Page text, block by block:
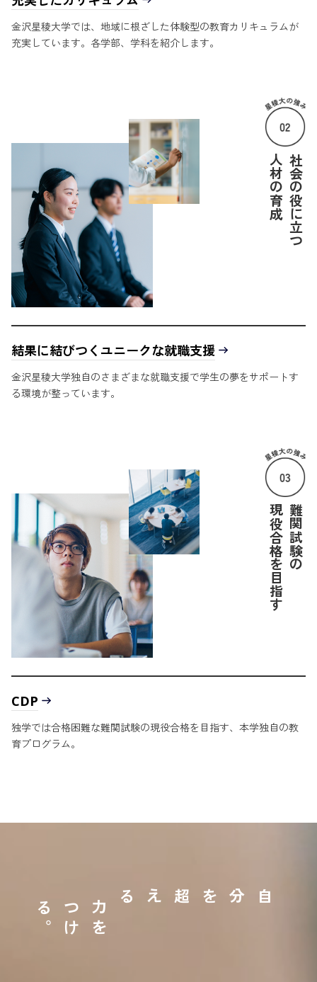
金沢星稜大学では、地域に根ざした体験型の教育カリキュラムが
充実しています。各学部、学科を紹介します。
社会の役に立つ
人材の育成
結果に結びつくユニークな就職支援
金沢星稜大学独自のさまざまな就職支援で学生の夢をサポートす
る環境が整っています。
難関試験の
現役合格を目指す
CDP
独学では合格困難な難関試験の現役合格を目指す、本学独自の教
育プログラム。
自分を超える
力
を
つ
け
る
。